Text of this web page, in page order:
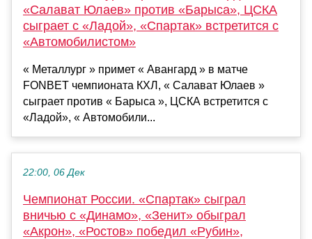
«Салават Юлаев» против «Барыса», ЦСКА
сыграет с «Ладой», «Спартак» встретится с
«Автомобилистом»
« Металлург » примет « Авангард » в матче
FONBET чемпионата КХЛ, « Салават Юлаев »
сыграет против « Барыса », ЦСКА встретится с
«Ладой», « Автомобили...
22:00, 06 Дек
Чемпионат России. «Спартак» сыграл
вничью с «Динамо», «Зенит» обыграл
«Акрон», «Ростов» победил «Рубин»,